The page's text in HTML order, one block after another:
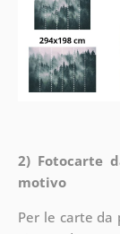
2) Fotocarte
motivo
Per le carte da